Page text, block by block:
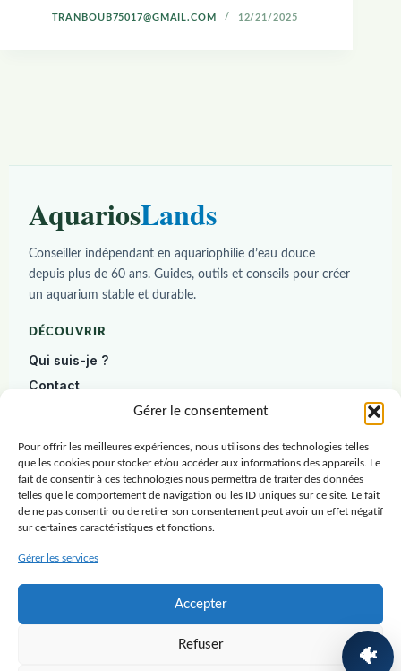
Gérer le consentement
Pour offrir les meilleures expériences, nous utilisons des technologies telles
que les cookies pour stocker et/ou accéder aux informations des appareils. Le
fait de consentir à ces technologies nous permettra de traiter des données
telles que le comportement de navigation ou les ID uniques sur ce site. Le fait
de ne pas consentir ou de retirer son consentement peut avoir un effet négatif
sur certaines caractéristiques et fonctions.
Gérer les services
Accepter
Refuser
TRANBOUB75017@GMAIL.COM 12/21/2025
AquariosLands
Conseiller indépendant en aquariophilie d’eau douce
depuis plus de 60 ans. Guides, outils et conseils pour créer
un aquarium stable et durable.
DÉCOUVRIR
Qui suis-je ?
Contact
Diagnostic gratuit
DÉBUTER
Construire un aquarium
Poissons
Plantes
Crevettes
Blog
🐠